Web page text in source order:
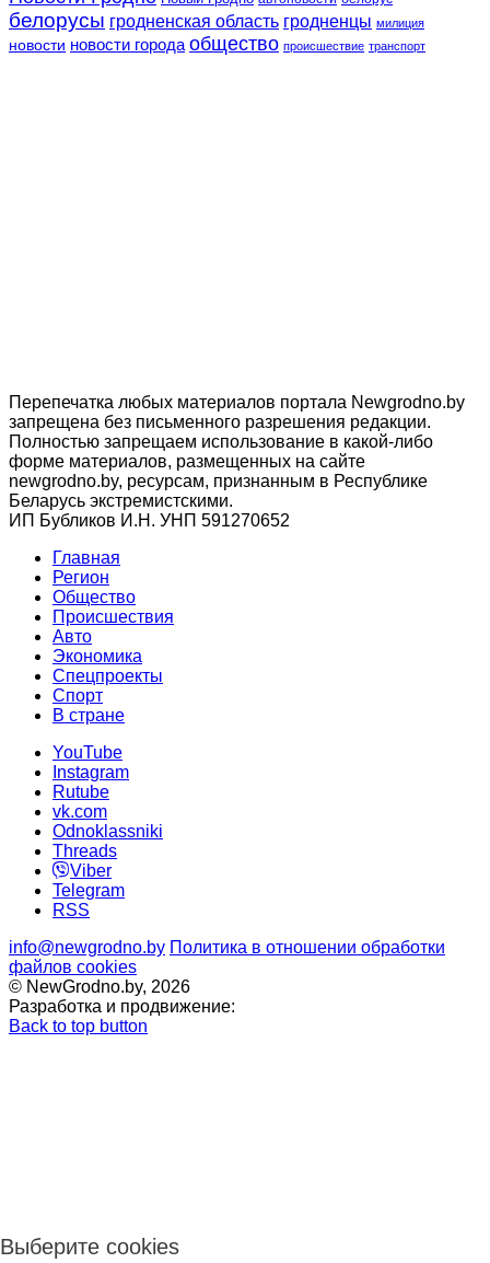
белорусы гродненская область гродненцы милиция
новости новости города общество происшествие транспорт
Перепечатка любых материалов портала Newgrodno.by
запрещена без письменного разрешения редакции.
Полностью запрещаем использование в какой-либо
форме материалов, размещенных на сайте
newgrodno.by, ресурсам, признанным в Республике
Беларусь экстремистскими.
ИП Бубликов И.Н. УНП 591270652
Главная
Регион
Общество
Происшествия
Авто
Экономика
Спецпроекты
Cпорт
В стране
YouTube
Instagram
Rutube
vk.com
Odnoklassniki
Threads
Viber
Telegram
RSS
info@newgrodno.by Политика в отношении обработки
файлов cookies
© NewGrodno.by, 2026
Разработка и продвижение:
Back to top button
Выберите cookies